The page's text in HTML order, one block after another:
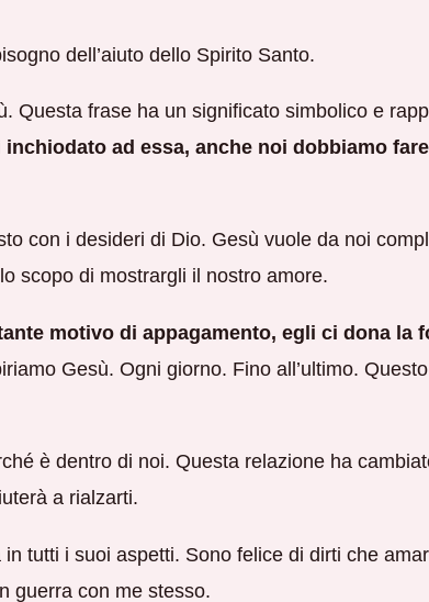
dell’aiuto dello Spirito Santo.
frase ha un significato simbolico e
ad essa, anche noi dobbiamo
con i desideri di Dio. Gesù vuole da noi
scopo di mostrargli il nostro amore.
motivo di appagamento, egli ci dona la
Gesù. Ogni giorno. Fino all’ultimo.
è dentro di noi. Questa relazione ha
a rialzarti.
tutti i suoi aspetti. Sono felice di dirti che
guerra con me stesso.